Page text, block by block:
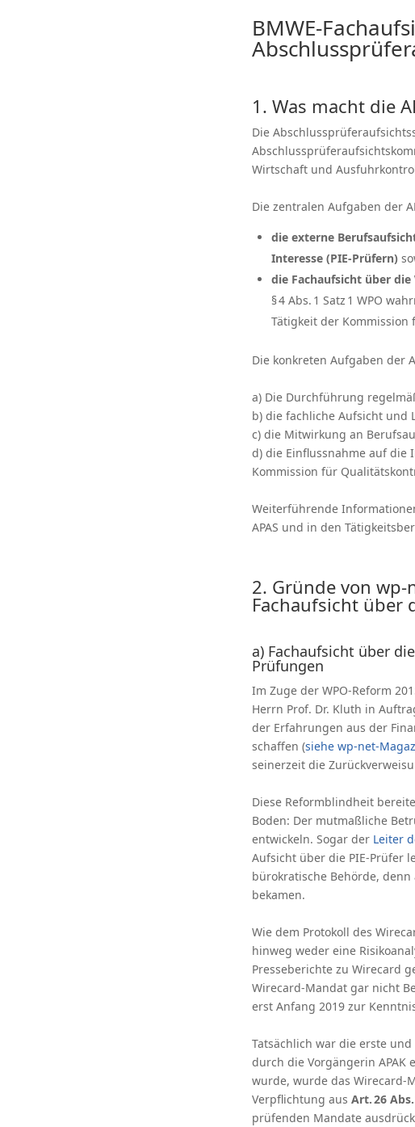
BMWE-
1. Was macht die
Die
Wirtschaft und
Die zentralen Aufgaben der
die externe
Interesse (PIE-Prüfern)
die Fachaufsicht über
§ 4 Abs. 1 Satz 1 WPO
Tätigkeit der Kommission
Die konkreten Aufgaben der
a) Die Durchführung
b) die fachliche Aufsicht und
c) die Mitwirkung an
d) die Einflussnahme auf die
Kommission für
Weiterführende
APAS und in den
2. Gründe von
Fachaufsicht über
a) Fachaufsicht über
Prüfungen
Im Zuge der WPO-Reform
Herrn Prof. Dr. Kluth in
der Erfahrungen aus der
schaffen (siehe wp-net-
seinerzeit die
Diese Reformblindheit
Boden: Der mutmaßliche
entwickeln. Sogar der Leiter
Aufsicht über die PIE-Prüfer
bürokratische Behörde,
bekamen.
Wie dem Protokoll des
hinweg weder eine
Presseberichte zu Wirecard
Wirecard-Mandat gar nicht
erst Anfang 2019 zur
Tatsächlich war die erste
durch die Vorgängerin APAK
wurde, wurde das Wirecard-
Verpflichtung aus Art. 26
prüfenden Mandate